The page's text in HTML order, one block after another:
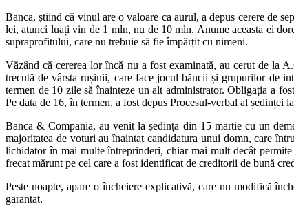
Banca, știind că vinul are o valoare ca aurul, a depus cerere de
lei, atunci luați vin de 1 mln, nu de 10 mln. Anume aceasta ei
supraprofitului, care nu trebuie să fie împărțit cu nimeni.
Văzând că cererea lor încă nu a fost examinată, au cerut de la
trecută de vârsta rușinii, care face jocul băncii și grupurilor de
termen de 10 zile să înainteze un alt administrator. Obligația a
Pe data de 16, în termen, a fost depus Procesul-verbal al ședinței
Banca & Compania, au venit la ședința din 15 martie cu un
majoritatea de voturi au înaintat candidatura unui domn, care
lichidator în mai multe întreprinderi, chiar mai mult decât
frecat mărunt pe cel care a fost identificat de creditorii de bună
Peste noapte, apare o încheiere explicativă, care nu modifică
garantat.